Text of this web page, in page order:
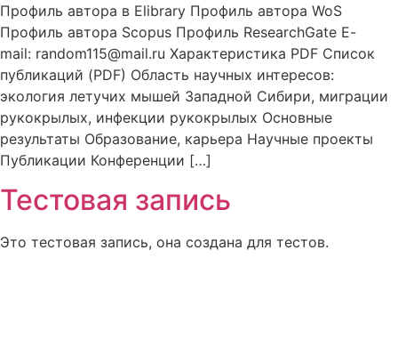
Профиль автора в Elibrary Профиль автора WoS
Профиль автора Scopus Профиль ResearchGate E-
mail: random115@mail.ru Характеристика PDF Список
публикаций (PDF) Область научных интересов:
экология летучих мышей Западной Сибири, миграции
рукокрылых, инфекции рукокрылых Основные
результаты Образование, карьера Научные проекты
Публикации Конференции […]
Тестовая запись
Это тестовая запись, она создана для тестов.